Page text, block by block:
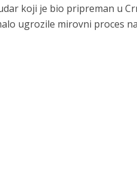
koji je bio pripreman u
ugrozile mirovni proces